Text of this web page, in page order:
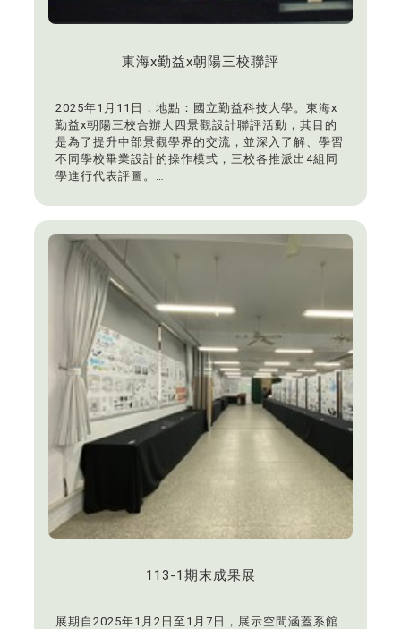
東海x勤益x朝陽三校聯評
2025年1月11日，地點：國立勤益科技大學。東海x
勤益x朝陽三校合辦大四景觀設計聯評活動，其目的
是為了提升中部景觀學界的交流，並深入了解、學習
不同學校畢業設計的操作模式，三校各推派出4組同
學進行代表評圖。
張傳峖、紀懷雅/迴 · 港 高雄亞灣舊港區地景風貌重
沈孟葳/BioResonance 靈韻之淵-與人和自然共舞的
水堀頭親生命公園
蔡欣叡/三朝-三貂嶺藝術之丘
張辰安、翁柏蒝/南隅 · 縫生：油廠遺構-歷史孤島的
縫合與新生
113-1期末成果展
展期自2025年1月2日至1月7日，展示空間涵蓋系館